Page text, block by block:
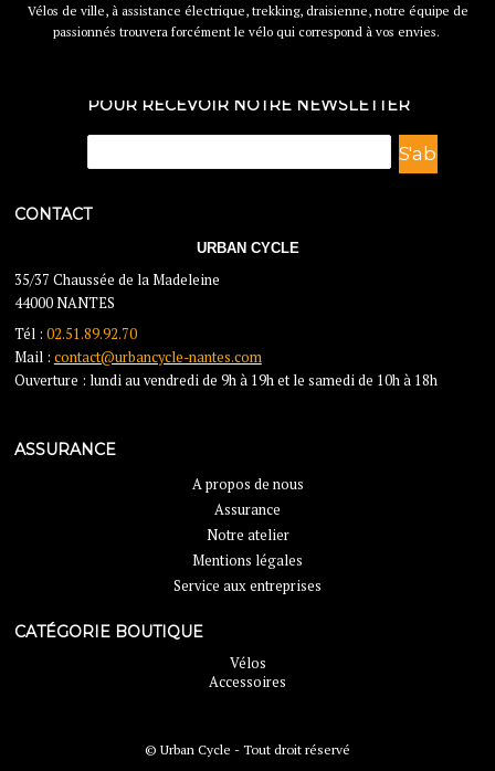
Vélos de ville, à assistance électrique, trekking, draisienne, notre équipe de
passionnés trouvera forcément le vélo qui correspond à vos envies.
POUR RECEVOIR NOTRE NEWSLETTER
CONTACT
URBAN CYCLE
35/37 Chaussée de la Madeleine
44000 NANTES
Tél : 02.51.89.92.70
Mail : contact@urbancycle-nantes.com
Ouverture : lundi au vendredi de 9h à 19h et le samedi de 10h à 18h
ASSURANCE
A propos de nous
Assurance
Notre atelier
Mentions légales
Service aux entreprises
CATÉGORIE BOUTIQUE
Vélos
Accessoires
© Urban Cycle - Tout droit réservé